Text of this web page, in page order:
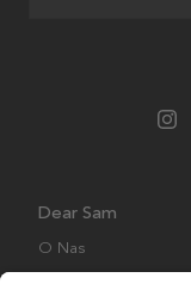
Dear Sam
O Nas